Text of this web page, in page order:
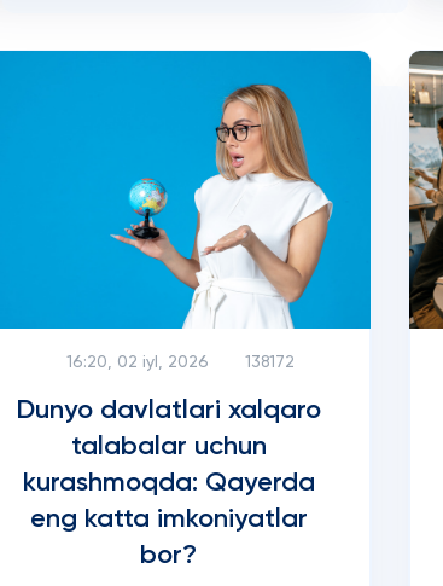
16:20, 02 iyl, 2026 138172
Dunyo davlatlari xalqaro
talabalar uchun
kurashmoqda: Qayerda
eng katta imkoniyatlar
bor?